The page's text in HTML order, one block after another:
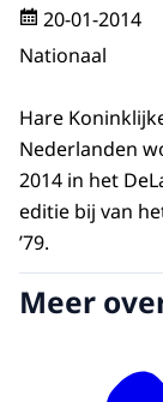
20-01-2014
Nationaal
Hare
Nederlanden
2014 in het
editie bij van
’79.
Meer